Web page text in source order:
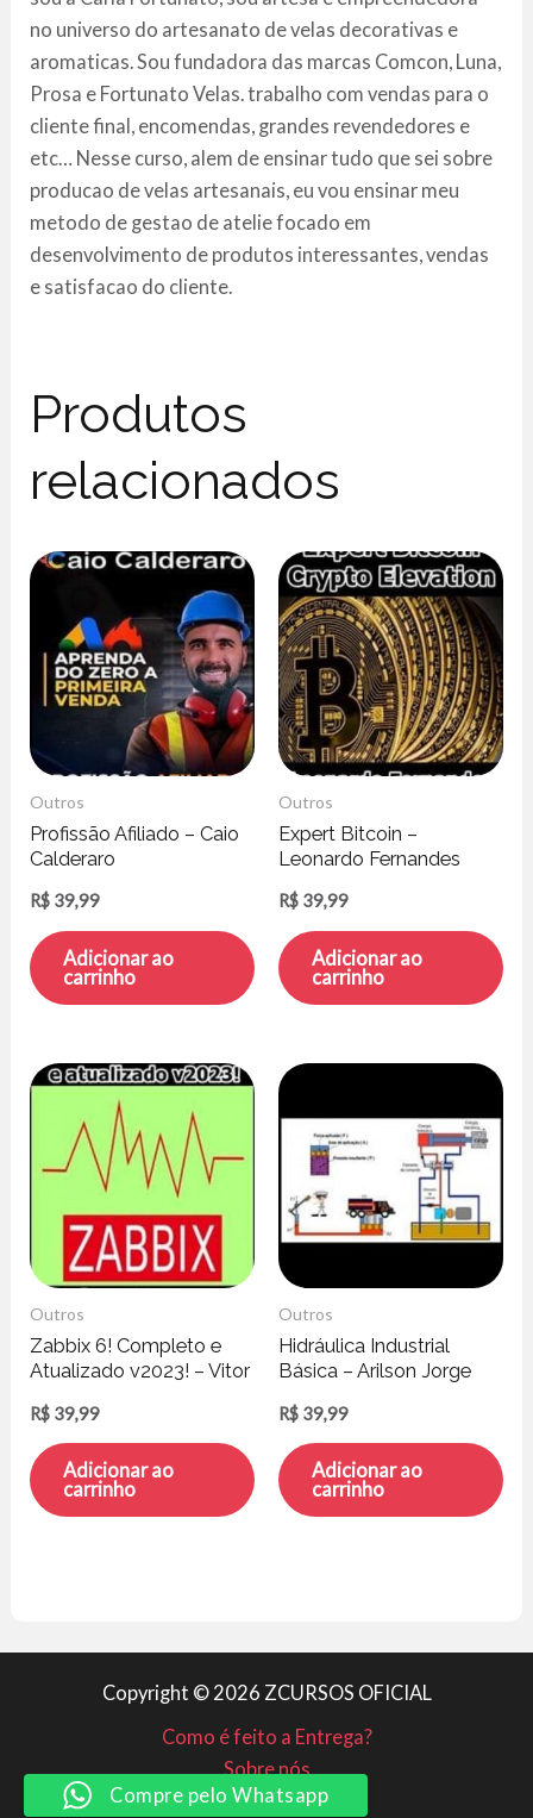
no universo do artesanato de velas decorativas e
aromaticas. Sou fundadora das marcas Comcon, Luna,
Prosa e Fortunato Velas. trabalho com vendas para o
cliente final, encomendas, grandes revendedores e
etc… Nesse curso, alem de ensinar tudo que sei sobre
producao de velas artesanais, eu vou ensinar meu
metodo de gestao de atelie focado em
desenvolvimento de produtos interessantes, vendas
e satisfacao do cliente.
Produtos
relacionados
Outros
Profissão Afiliado – Caio
Calderaro
R$ 39,99
Adicionar ao
carrinho
Outros
Expert Bitcoin –
Leonardo Fernandes
R$ 39,99
Adicionar ao
carrinho
Outros
Zabbix 6! Completo e
Atualizado v2023! – Vitor
R$ 39,99
Adicionar ao
carrinho
Outros
Hidráulica Industrial
Básica – Arilson Jorge
R$ 39,99
Adicionar ao
carrinho
Copyright © 2026 ZCURSOS OFICIAL
Como é feito a Entrega?
Sobre nós
Minha conta
Compre pelo Whatsapp